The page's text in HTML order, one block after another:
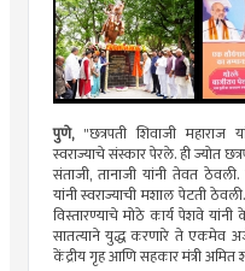
पुणे,"छत्रपती शिवाजी महाराज
स्वराज्याचे संस्कार पेरले. ही ज्योत
संताजी, तानाजी यांनी तेवत
यांनी स्वराज्याची मशाल पेटती
विस्तारण्याचे मोठे कार्य पेशवे
सातत्याने युद्ध करणारे ते एकमेव
केंद्रीय गृह आणि सहकार मंत्री अमित